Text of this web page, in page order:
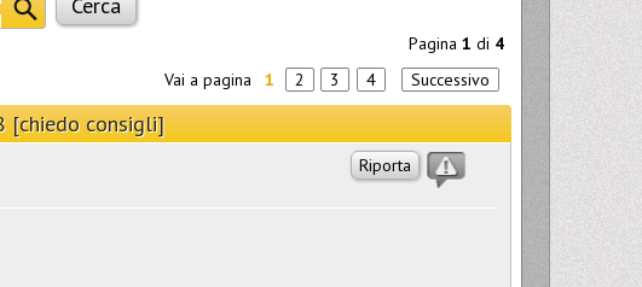
Pagina 1 di 4
Vai a pagina
1 2 3 4 Successivo
[chiedo consigli]
Riporta